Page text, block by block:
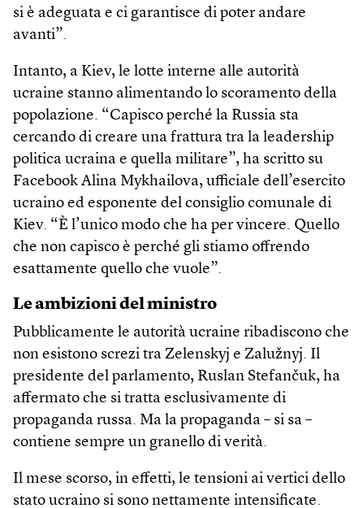
si è adeguata e ci garantisce di poter andare
avanti”.
Intanto, a Kiev, le lotte interne alle autorità
ucraine stanno alimentando lo scoramento della
popolazione. “Capisco perché la Russia sta
cercando di creare una frattura tra la leadership
politica ucraina e quella militare”, ha scritto su
Facebook Alina Mykhailova, ufficiale dell’esercito
ucraino ed esponente del consiglio comunale di
Kiev. “È l’unico modo che ha per vincere. Quello
che non capisco è perché gli stiamo offrendo
esattamente quello che vuole”.
Le ambizioni del ministro
Pubblicamente le autorità ucraine ribadiscono che
non esistono screzi tra Zelenskyj e Zalužnyj. Il
presidente del parlamento, Ruslan Stefančuk, ha
affermato che si tratta esclusivamente di
propaganda russa. Ma la propaganda – si sa –
contiene sempre un granello di verità.
Il mese scorso, in effetti, le tensioni ai vertici dello
stato ucraino si sono nettamente intensificate.